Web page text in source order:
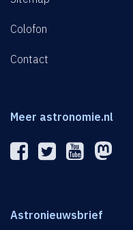
Colofon
Contact
Meer astronomie.nl
Astronieuwsbrief